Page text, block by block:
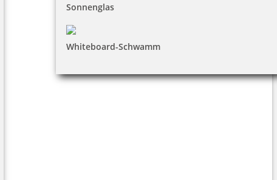
Sonnenglas
Whiteboard-Schwamm